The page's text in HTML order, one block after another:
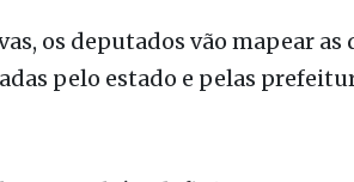
também definiu que as